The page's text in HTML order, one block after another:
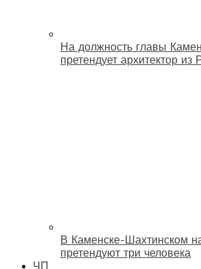
На должность главы
претендует архитектор из
В Каменске-Шахтинском
претендуют три человека
ЧП